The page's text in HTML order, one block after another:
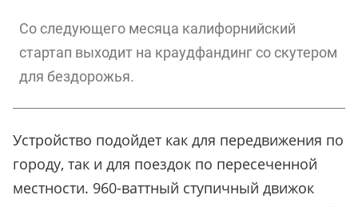
Со следующего месяца калифорнийский
стартап выходит на краудфандинг со скутером
для бездорожья.
Устройство подойдет как для передвижения по
городу, так и для поездок по пересеченной
местности. 960-ваттный ступичный движок